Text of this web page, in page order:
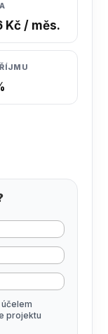
Kč / měs.
projektu